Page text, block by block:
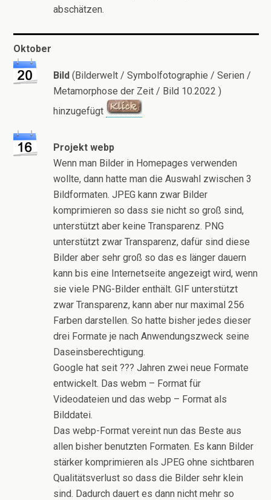
abschätzen.
Oktober
Bild (Bilderwelt / Symbolfotographie / Serien /
Metamorphose der Zeit / Bild 10.2022 )
hinzugefügt
Projekt webp
Wenn man Bilder in Homepages verwenden
wollte, dann hatte man die Auswahl zwischen 3
Bildformaten. JPEG kann zwar Bilder
komprimieren so dass sie nicht so groß sind,
unterstützt aber keine Transparenz. PNG
unterstützt zwar Transparenz, dafür sind diese
Bilder aber sehr groß so das es länger dauern
kann bis eine Internetseite angezeigt wird, wenn
sie viele PNG-Bilder enthält. GIF unterstützt
zwar Transparenz, kann aber nur maximal 256
Farben darstellen. So hatte bisher jedes dieser
drei Formate je nach Anwendungszweck seine
Daseinsberechtigung.
Google hat seit ??? Jahren zwei neue Formate
entwickelt. Das webm – Format für
Videodateien und das webp – Format als
Bilddatei.
Das webp-Format vereint nun das Beste aus
allen bisher benutzten Formaten. Es kann Bilder
stärker komprimieren als JPEG ohne sichtbaren
Qualitätsverlust so dass die Bilder sehr klein
sind. Dadurch dauert es dann nicht mehr so